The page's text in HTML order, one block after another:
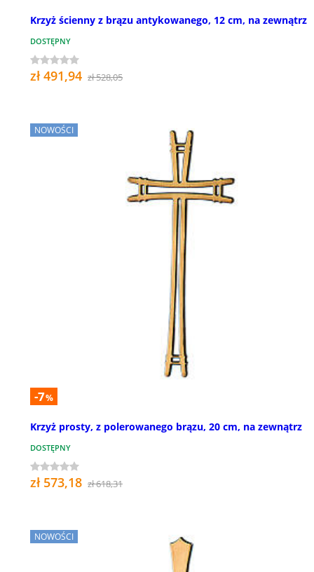
Krzyż ścienny z brązu antykowanego, 12 cm, na zewnątrz
DOSTĘPNY
zł 491,94 zł 528,05
NOWOŚCI
-7%
Krzyż prosty, z polerowanego brązu, 20 cm, na zewnątrz
DOSTĘPNY
zł 573,18 zł 618,31
NOWOŚCI